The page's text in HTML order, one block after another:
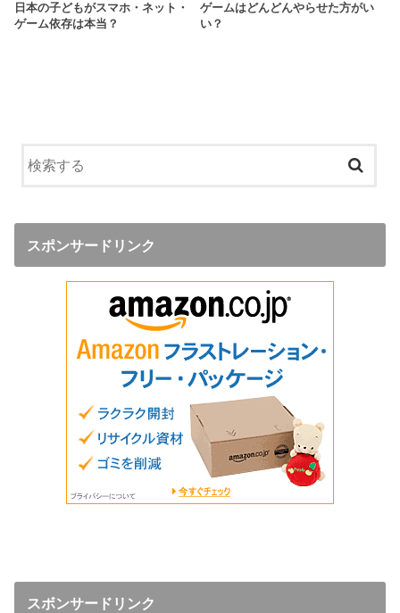
日本の子どもがスマホ・ネット・
ゲーム依存は本当？
ゲームはどんどんやらせた方がい
い？
スポンサードリンク
スボンサードリンク